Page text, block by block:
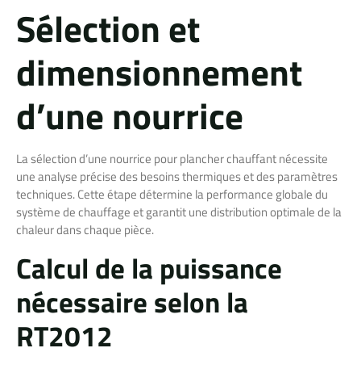
Sélection et
dimensionnement
d’une nourrice
La sélection d’une nourrice pour plancher chauffant nécessite
une analyse précise des besoins thermiques et des paramètres
techniques. Cette étape détermine la performance globale du
système de chauffage et garantit une distribution optimale de la
chaleur dans chaque pièce.
Calcul de la puissance
nécessaire selon la
RT2012